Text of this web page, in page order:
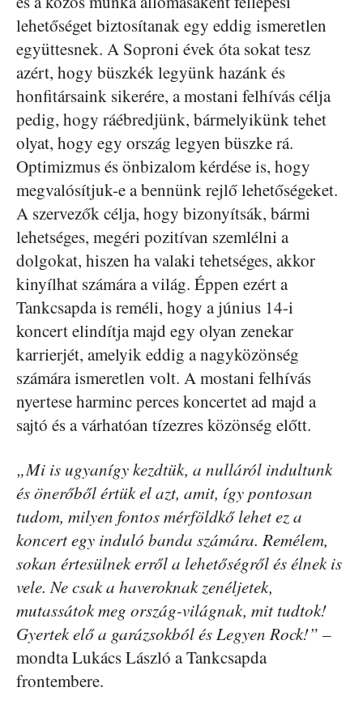
lehetőséget biztosítanak egy eddig ismeretlen
együttesnek. A Soproni évek óta sokat tesz
azért, hogy büszkék legyünk hazánk és
honfitársaink sikerére, a mostani felhívás célja
pedig, hogy ráébredjünk, bármelyikünk tehet
olyat, hogy egy ország legyen büszke rá.
Optimizmus és önbizalom kérdése is, hogy
megvalósítjuk-e a bennünk rejlő lehetőségeket.
A szervezők célja, hogy bizonyítsák, bármi
lehetséges, megéri pozitívan szemlélni a
dolgokat, hiszen ha valaki tehetséges, akkor
kinyílhat számára a világ. Éppen ezért a
Tankcsapda is reméli, hogy a június 14-i
koncert elindítja majd egy olyan zenekar
karrierjét, amelyik eddig a nagyközönség
számára ismeretlen volt. A mostani felhívás
nyertese harminc perces koncertet ad majd a
sajtó és a várhatóan tízezres közönség előtt.
„Mi is ugyanígy kezdtük, a nulláról indultunk
és önerőből értük el azt, amit, így pontosan
tudom, milyen fontos mérföldkő lehet ez a
koncert egy induló banda számára. Remélem,
sokan értesülnek erről a lehetőségről és élnek is
vele. Ne csak a haveroknak zenéljetek,
mutassátok meg ország-világnak, mit tudtok!
Gyertek elő a garázsokból és Legyen Rock!” –
mondta Lukács László a Tankcsapda
frontembere.